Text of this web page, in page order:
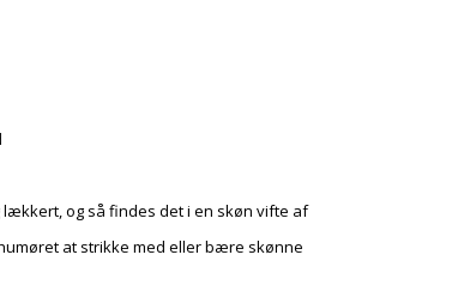
og så findes det i en skøn vifte af
at strikke med eller bære skønne